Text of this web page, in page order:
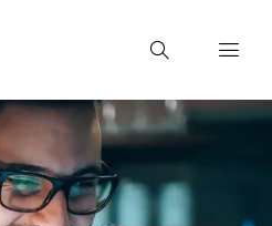
Zoek